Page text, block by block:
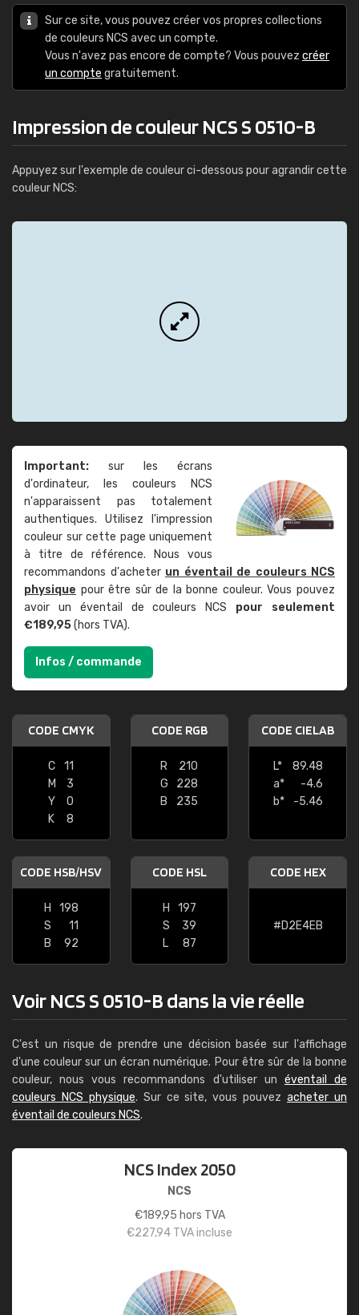
Sur ce site, vous pouvez créer vos propres collections
de couleurs NCS avec un compte.
Vous n'avez pas encore de compte? Vous pouvez créer
un compte gratuitement.
Impression de couleur NCS S 0510-B
Appuyez sur l'exemple de couleur ci-dessous pour agrandir cette
couleur NCS:
Important: sur les écrans
d'ordinateur, les couleurs NCS
n'apparaissent pas totalement
authentiques. Utilisez l'impression
couleur sur cette page uniquement
à titre de référence. Nous vous
recommandons d'acheter un éventail de couleurs NCS
physique pour être sûr de la bonne couleur. Vous pouvez
avoir un éventail de couleurs NCS pour seulement
€189,95(hors TVA).
Infos / commande
CODE CMYK
C
11
M
3
Y
0
K
8
CODE RGB
R
210
G
228
B
235
CODE CIELAB
L*
89.48
a*
-4.6
b*
-5.46
CODE HSB/HSV
H
198
S
11
B
92
CODE HSL
H
197
S
39
L
87
CODE HEX
#D2E4EB
Voir NCS S 0510-B dans la vie réelle
C'est un risque de prendre une décision basée sur l'affichage
d'une couleur sur un écran numérique. Pour être sûr de la bonne
couleur, nous vous recommandons d'utiliser un éventail de
couleurs NCS physique. Sur ce site, vous pouvezacheter un
éventail de couleurs NCS.
NCS Index 2050
NCS
€189,95 hors TVA
€227,94 TVA incluse